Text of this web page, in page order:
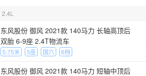
2.4L
东风股份 御风 2021款 140马力 长轴高顶后
双胎 6-9座 2.4T物流车
5.75米 5座 国六 6档
东风股份 御风 2021款 140马力 短轴中顶后